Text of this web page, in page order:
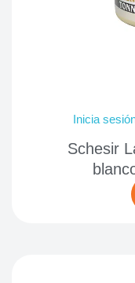
Inicia
Schesir